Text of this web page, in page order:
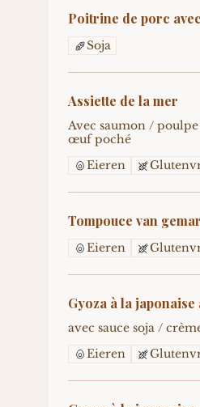
Poitrine de porc
Soja
Assiette de la mer
Avec saumon / poulpe
œuf poché
Eieren
Tompouce van
Eieren
Gyoza à la japonaise
avec sauce soja /
Eieren